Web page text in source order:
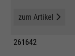
zum Artikel
261642